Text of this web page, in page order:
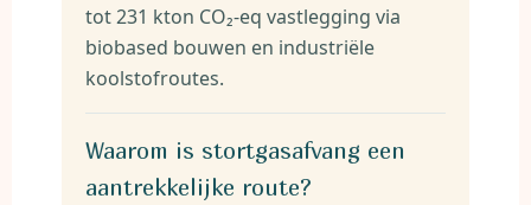
tot 231 kton CO₂-eq vastlegging via
biobased bouwen en industriële
koolstofroutes.
Waarom is stortgasafvang een
aantrekkelijke route?